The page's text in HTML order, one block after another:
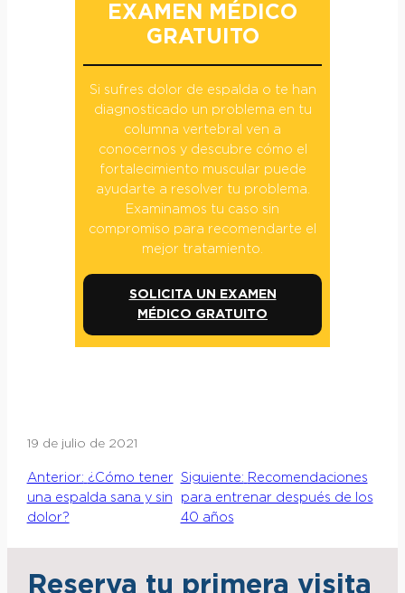
EXAMEN MÉDICO
GRATUITO
Si sufres dolor de espalda o te han
diagnosticado un problema en tu
columna vertebral ven a
conocernos y descubre cómo el
fortalecimiento muscular puede
ayudarte a resolver tu problema.
Examinamos tu caso sin
compromiso para recomendarte el
mejor tratamiento.
SOLICITA UN EXAMEN
MÉDICO GRATUITO
19 de julio de 2021
Anterior: ¿Cómo tener
una espalda sana y sin
dolor?
Siguiente: Recomendaciones
para entrenar después de los
40 años
Reserva tu primera visita